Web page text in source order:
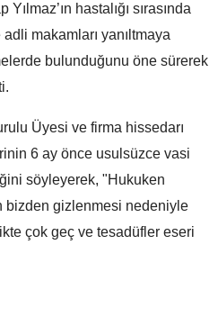
hastalığı sırasında
makamları yanıltmaya
bulunduğunu öne sürerek
Üyesi ve firma hissedarı
6 ay önce usulsüzce vasi
söyleyerek, "Hukuken
bizden gizlenmesi nedeniyle
çok geç ve tesadüfler eseri